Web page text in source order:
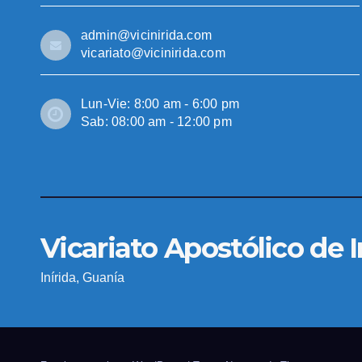
admin@vicinirida.com
vicariato@vicinirida.com
Lun-Vie: 8:00 am - 6:00 pm
Sab: 08:00 am - 12:00 pm
Vicariato Apostólico de
Inírida, Guanía